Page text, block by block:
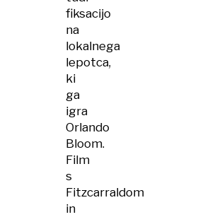
fiksacijo
na
lokalnega
lepotca,
ki
ga
igra
Orlando
Bloom.
Film
s
Fitzcarraldom
in